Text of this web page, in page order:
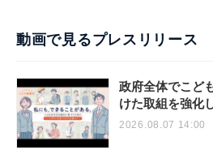
動画で見るプレスリリース
政府全体でこど
けた取組を強化
2026.08.07 14:00